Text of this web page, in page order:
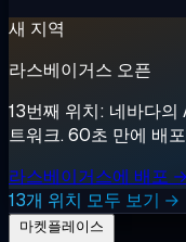
새 지역
라스베이거스 오픈
13번째 위치: 네바다
트워크. 60초 만에 배
라스베이거스에 배포 →
13개 위치 모두 보기 →